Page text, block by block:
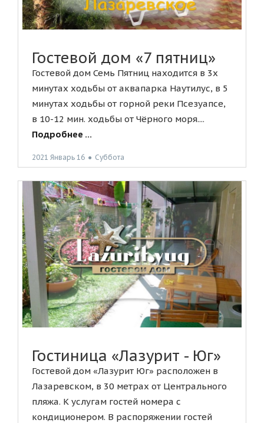
Гостевой дом «7 пятниц»
Гостевой дом Семь Пятниц находится в 3х
минутах ходьбы от аквапарка Наутилус, в 5
минутах ходьбы от горной реки Псезуапсе,
в 10-12 мин. ходьбы от Чёрного моря....
Подробнее ...
2021 Январь 16 ● Суббота
Гостиница «Лазурит - Юг»
Гостевой дом «Лазурит Юг» расположен в
Лазаревском, в 30 метрах от Центрального
пляжа. К услугам гостей номера с
кондиционером. В распоряжении гостей